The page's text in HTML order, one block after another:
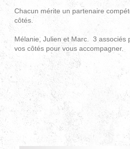
Chacun mérite un partenaire
côtés.
Mélanie, Julien et Marc. 3 associés
vos côtés pour vous accompagner.